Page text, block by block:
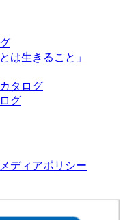
は生きること」
タログ
グ
ディアポリシー